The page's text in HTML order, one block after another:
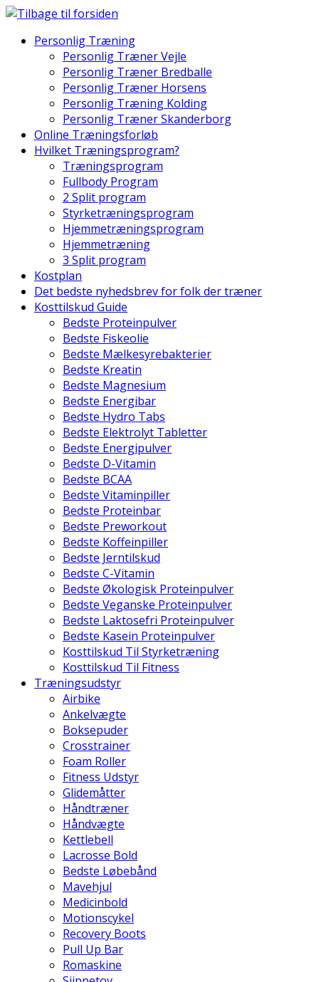
Skip
contentPersonlig Træning
Personlig Træner Vejle
Personlig Træner Bredballe
Personlig Træner Horsens
Personlig Træning Kolding
Personlig Træner Skanderborg
Online Træningsforløb
Hvilket Træningsprogram?
Træningsprogram
Fullbody Program
2 Split program
Styrketræningsprogram
Hjemmetræningsprogram
Hjemmetræning
3 Split program
Kostplan
Det bedste nyhedsbrev for folk der træner
Kosttilskud Guide
Bedste Proteinpulver
Bedste Fiskeolie
Bedste Mælkesyrebakterier
Bedste Kreatin
Bedste Magnesium
Bedste Energibar
Bedste Hydro Tabs
Bedste Elektrolyt Tabletter
Bedste Energipulver
Bedste D-Vitamin
Bedste BCAA
Bedste Vitaminpiller
Bedste Proteinbar
Bedste Preworkout
Bedste Koffeinpiller
Bedste Jerntilskud
Bedste C-Vitamin
Bedste Økologisk Proteinpulver
Bedste Veganske Proteinpulver
Bedste Laktosefri Proteinpulver
Bedste Kasein Proteinpulver
Kosttilskud Til Styrketræning
Kosttilskud Til Fitness
Træningsudstyr
Airbike
Ankelvægte
Boksepuder
Crosstrainer
Foam Roller
Fitness Udstyr
Glidemåtter
Håndtræner
Håndvægte
Kettlebell
Lacrosse Bold
Bedste Løbebånd
Mavehjul
Medicinbold
Motionscykel
Recovery Boots
Pull Up Bar
Romaskine